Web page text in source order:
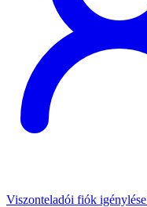
Viszonteladói fiók igénylése